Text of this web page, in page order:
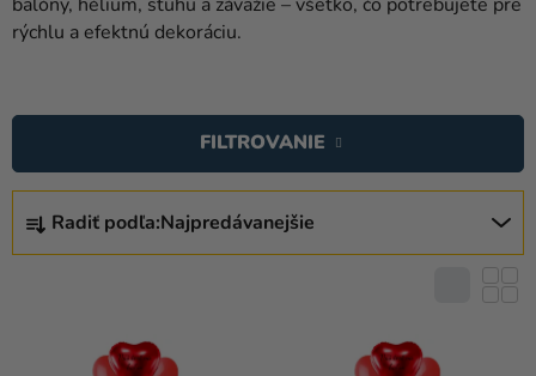
a
Oblečenie
Pečenie
Darčeky
rýchlu a efektnú dekoráciu.
A
D
Radiť podľa:Najpredávanejšie
FILTROVANIE
Ý
P
I
S
P